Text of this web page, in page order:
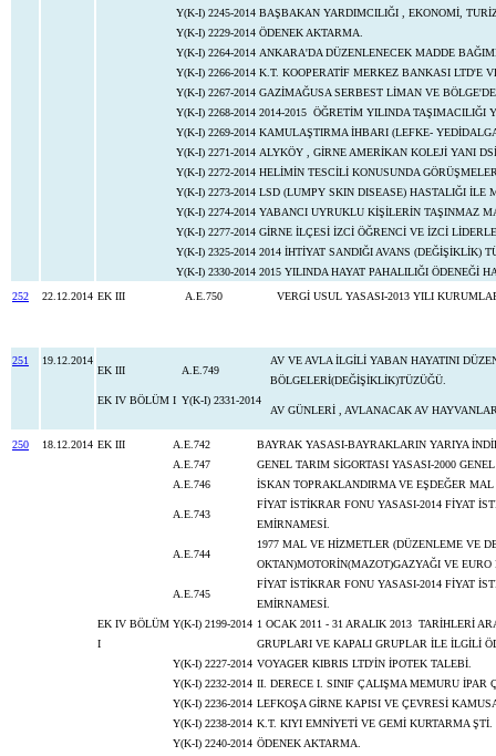
Y(K-I) 2245-2014 BAŞBAKAN YARDIMCILIĞI , EKONOMİ,
Y(K-I) 2229-2014 ÖDENEK AKTARMA.
Y(K-I) 2264-2014 ANKARA'DA DÜZENLENECEK MADDE
Y(K-I) 2266-2014 K.T. KOOPERATİF MERKEZ BANKASI LTD'E
Y(K-I) 2267-2014 GAZİMAĞUSA SERBEST LİMAN VE
Y(K-I) 2268-2014 2014-2015 ÖĞRETİM YILINDA TAŞIMACILIĞI
Y(K-I) 2269-2014 KAMULAŞTIRMA İHBARI (LEFKE-
Y(K-I) 2271-2014 ALYKÖY , GİRNE AMERİKAN KOLEJİ YANI
Y(K-I) 2272-2014 HELİMİN TESCİLİ KONUSUNDA
Y(K-I) 2273-2014 LSD (LUMPY SKIN DISEASE) HASTALIĞI
Y(K-I) 2274-2014 YABANCI UYRUKLU KİŞİLERİN TAŞINMAZ
Y(K-I) 2277-2014 GİRNE İLÇESİ İZCİ ÖĞRENCİ VE İZCİ
Y(K-I) 2325-2014 2014 İHTİYAT SANDIĞI AVANS (DEĞİŞİKLİK)
Y(K-I) 2330-2014 2015 YILINDA HAYAT PAHALILIĞI ÖDENEĞİ
252
22.12.2014 EK III A.E.750 VERGİ USUL YASASI-2013 YILI
251
19.12.2014
EK III
A.E.749
AV VE AVLA İLGİLİ YABAN HAYATINI
BÖLGELERİ(DEĞİŞİKLİK)TÜZÜĞÜ.
EK IV BÖLÜM I Y(K-I) 2331-2014
AV GÜNLERİ , AVLANACAK AV
250 18.12.2014 EK III A.E.742
BAYRAK YASASI-BAYRAKLARIN YARIYA
A.E.747
GENEL TARIM SİGORTASI YASASI-2000
A.E.746
İSKAN TOPRAKLANDIRMA VE EŞDEĞER
A.E.743
FİYAT İSTİKRAR FONU YASASI-2014 FİYAT
EMİRNAMESİ.
A.E.744
1977 MAL VE HİZMETLER (DÜZENLEME VE
A.E.745
FİYAT İSTİKRAR FONU YASASI-2014 FİYAT
EMİRNAMESİ.
EK IV BÖLÜM
I
Y(K-I) 2199-2014 1 OCAK 2011 - 31 ARALIK 2013 TARİHLERİ
GRUPLARI VE KAPALI GRUPLAR İLE İLGİLİ
Y(K-I) 2227-2014 VOYAGER KIBRIS LTD'İN İPOTEK TALEBİ.
Y(K-I) 2232-2014 II. DERECE I. SINIF ÇALIŞMA MEMURU İPAR
Y(K-I) 2236-2014 LEFKOŞA GİRNE KAPISI VE ÇEVRESİ
Y(K-I) 2238-2014 K.T. KIYI EMNİYETİ VE GEMİ KURTARMA
Y(K-I) 2240-2014 ÖDENEK AKTARMA.